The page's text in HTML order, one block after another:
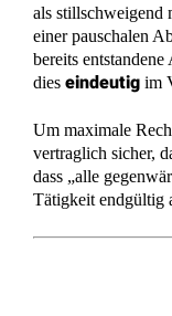
als stillschweigend
einer pauschalen
bereits
dies eindeutig im
Um maximale
vertraglich sicher,
dass „alle
Tätigkeit endgültig